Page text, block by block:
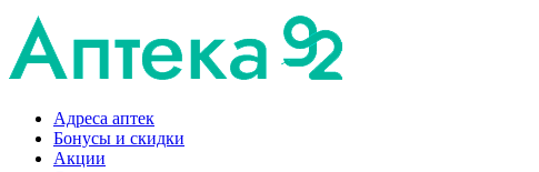
Адреса аптек
Бонусы и скидки
Акции